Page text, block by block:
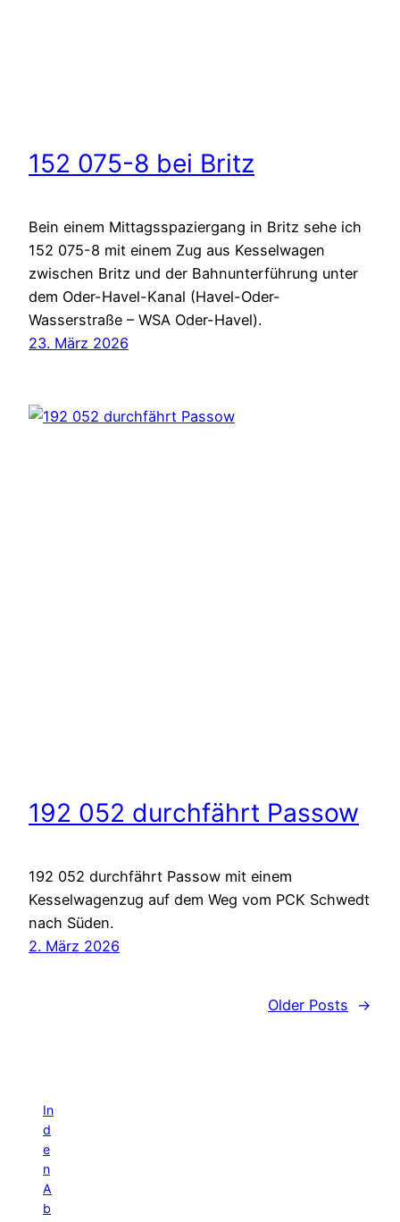
152 075-8 bei Britz
Bein einem Mittagsspaziergang in Britz sehe ich
152 075-8 mit einem Zug aus Kesselwagen
zwischen Britz und der Bahnunterführung unter
dem Oder-Havel-Kanal (Havel-Oder-
Wasserstraße – WSA Oder-Havel).
23. März 2026
192 052 durchfährt Passow
192 052 durchfährt Passow mit einem
Kesselwagenzug auf dem Weg vom PCK Schwedt
nach Süden.
2. März 2026
Older Posts →
In
d
e
n
A
b